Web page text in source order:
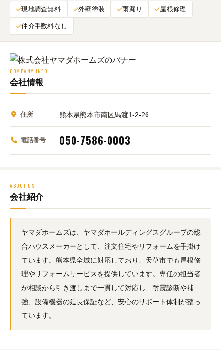
現地調査無料 外壁塗装 雨漏り 屋根修理
仲介手数料なし
COMPANY INFO
会社情報
住所 熊本県熊本市南区馬渡1-2-26
電話番号 050-7586-0003
ABOUT US
会社紹介
ヤマダホームズは、ヤマダホールディングスグループの総
合ハウスメーカーとして、注文住宅やリフォームを手掛け
ています。熊本県全域に対応しており、天草市でも屋根修
理やリフォームサービスを提供しています。専任の担当者
が相談から引き渡しまで一貫して対応し、耐震診断や補
強、設備機器の延長保証など、安心のサポート体制が整っ
ています。